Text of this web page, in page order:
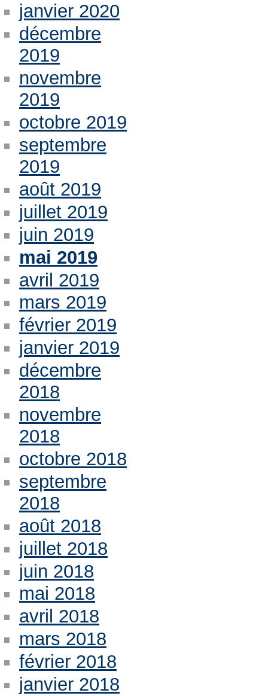
janvier 2020
décembre
2019
novembre
2019
octobre 2019
septembre
2019
août 2019
juillet 2019
juin 2019
mai 2019
avril 2019
mars 2019
février 2019
janvier 2019
décembre
2018
novembre
2018
octobre 2018
septembre
2018
août 2018
juillet 2018
juin 2018
mai 2018
avril 2018
mars 2018
février 2018
janvier 2018